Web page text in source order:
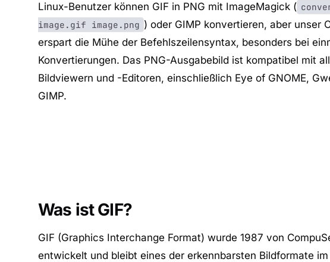
Linux-Benutzer können GIF in PNG mit ImageMagick (
image.gif image.png ) oder GIMP konvertieren, aber unser
erspart die Mühe der Befehlszeilensyntax, besonders bei
Konvertierungen. Das PNG-Ausgabebild ist kompatibel mit
Bildviewern und -Editoren, einschließlich Eye of GNOME,
GIMP.
Was ist GIF?
GIF (Graphics Interchange Format) wurde 1987 von
entwickelt und bleibt eines der erkennbarsten Bildformate im